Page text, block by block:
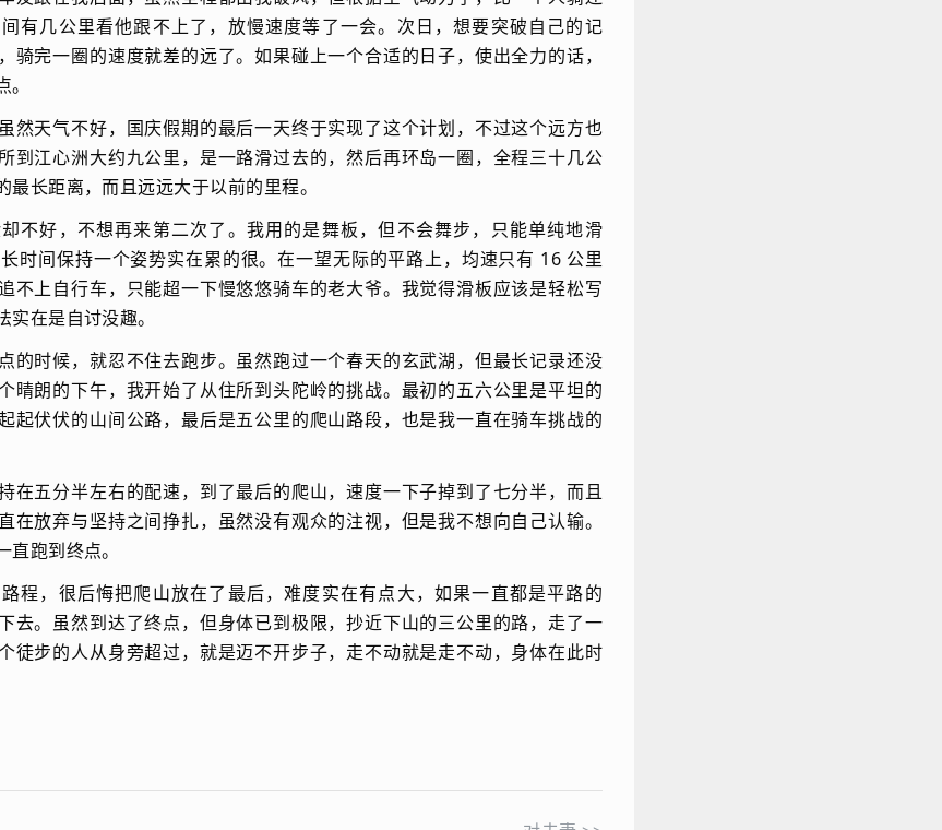
有几公里看他跟不上了，放慢速度等了一会。次日，想要突破自己的记
骑完一圈的速度就差的远了。如果碰上一个合适的日子，使出全力的话，
然天气不好，国庆假期的最后一天终于实现了这个计划，不过这个远方也
到江心洲大约九公里，是一路滑过去的，然后再环岛一圈，全程三十几公
最长距离，而且远远大于以前的里程。
不好，不想再来第二次了。我用的是舞板，但不会舞步，只能单纯地滑
时间保持一个姿势实在累的很。在一望无际的平路上，均速只有 16 公里
不上自行车，只能超一下慢悠悠骑车的老大爷。我觉得滑板应该是轻松写
在是自讨没趣。
的时候，就忍不住去跑步。虽然跑过一个春天的玄武湖，但最长记录还没
晴朗的下午，我开始了从住所到头陀岭的挑战。最初的五六公里是平坦的
起伏伏的山间公路，最后是五公里的爬山路段，也是我一直在骑车挑战的
在五分半左右的配速，到了最后的爬山，速度一下子掉到了七分半，而且
在放弃与坚持之间挣扎，虽然没有观众的注视，但是我不想向自己认输。
跑到终点。
程，很后悔把爬山放在了最后，难度实在有点大，如果一直都是平路的
去。虽然到达了终点，但身体已到极限，抄近下山的三公里的路，走了一
徒步的人从身旁超过，就是迈不开步子，走不动就是走不动，身体在此时